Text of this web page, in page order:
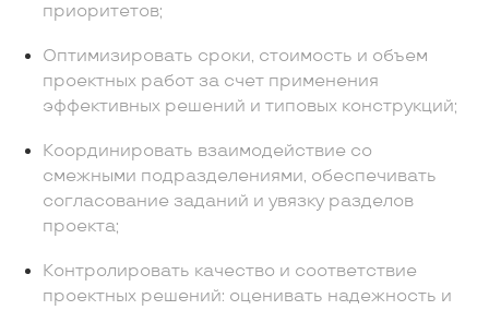
приоритетов;
Оптимизировать сроки, стоимость и объем
проектных работ за счет применения
эффективных решений и типовых конструкций;
Координировать взаимодействие со
смежными подразделениями, обеспечивать
согласование заданий и увязку разделов
проекта;
Контролировать качество и соответствие
проектных решений: оценивать надежность и